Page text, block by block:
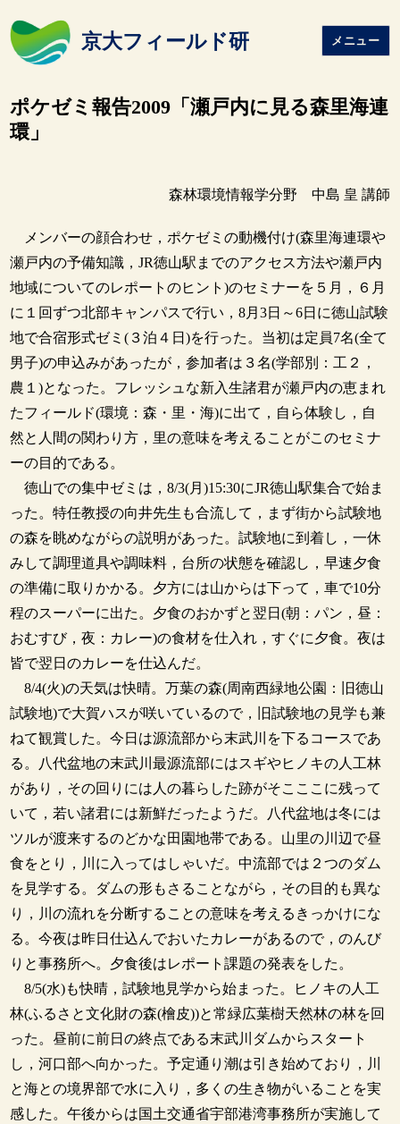
京大フィールド研 メニュー
ポケゼミ報告2009「瀬戸内に見る森里海連
環」
森林環境情報学分野 中島 皇 講師
メンバーの顔合わせ，ポケゼミの動機付け(森里海連環や
瀬戸内の予備知識，JR徳山駅までのアクセス方法や瀬戸内
地域についてのレポートのヒント)のセミナーを５月，６月
に１回ずつ北部キャンパスで行い，8月3日～6日に徳山試験
地で合宿形式ゼミ(３泊４日)を行った。当初は定員7名(全て
男子)の申込みがあったが，参加者は３名(学部別：工２，
農１)となった。フレッシュな新入生諸君が瀬戸内の恵まれ
たフィールド(環境：森・里・海)に出て，自ら体験し，自
然と人間の関わり方，里の意味を考えることがこのセミナ
ーの目的である。
徳山での集中ゼミは，8/3(月)15:30にJR徳山駅集合で始ま
った。特任教授の向井先生も合流して，まず街から試験地
の森を眺めながらの説明があった。試験地に到着し，一休
みして調理道具や調味料，台所の状態を確認し，早速夕食
の準備に取りかかる。夕方には山からは下って，車で10分
程のスーパーに出た。夕食のおかずと翌日(朝：パン，昼：
おむすび，夜：カレー)の食材を仕入れ，すぐに夕食。夜は
皆で翌日のカレーを仕込んだ。
8/4(火)の天気は快晴。万葉の森(周南西緑地公園：旧徳山
試験地)で大賀ハスが咲いているので，旧試験地の見学も兼
ねて観賞した。今日は源流部から末武川を下るコースであ
る。八代盆地の末武川最源流部にはスギやヒノキの人工林
があり，その回りには人の暮らした跡がそこここに残って
いて，若い諸君には新鮮だったようだ。八代盆地は冬には
ツルが渡来するのどかな田園地帯である。山里の川辺で昼
食をとり，川に入ってはしゃいだ。中流部では２つのダム
を見学する。ダムの形もさることながら，その目的も異な
り，川の流れを分断することの意味を考えるきっかけにな
る。今夜は昨日仕込んでおいたカレーがあるので，のんび
りと事務所へ。夕食後はレポート課題の発表をした。
8/5(水)も快晴，試験地見学から始まった。ヒノキの人工
林(ふるさと文化財の森(檜皮))と常緑広葉樹天然林の林を回
った。昼前に前日の終点である末武川ダムからスタート
し，河口部へ向かった。予定通り潮は引き始めており，川
と海との境界部で水に入り，多くの生き物がいることを実
感した。午後からは国土交通省宇部港湾事務所が実施して